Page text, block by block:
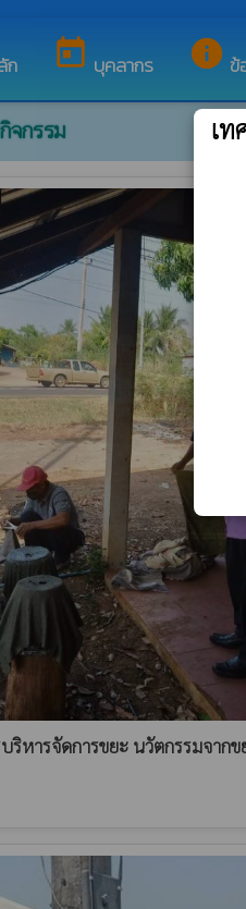
ก today บุคลากร info ข้
ยินดีต้อนรับสู่เว็บไซต์ขอ
จกรรม
บริหารจัดการขยะ นวัตกรรมจาก
เท